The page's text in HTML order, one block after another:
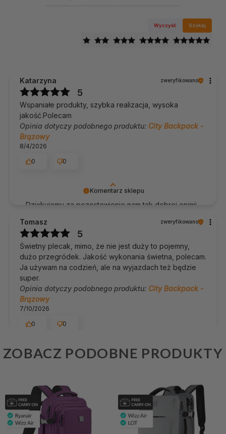
Wyczyść Szukaj
Komentarz sklepu
Dziękujemy za pozostawienie nam tak dobrej opinii
dziękujemy raz jeszcze i mamy nadzieję - do
szybkiego zobaczenia! Pozdrawiamy, Team James
Hawk
Katarzyna zweryfikowano
5
Wspaniałe produkty, szybka realizacja, wysoka
jakość.Polecam
Opinia dotyczy podobnego produktu: City Backpack -
Brązowy
8/4/2026
0
0
Komentarz sklepu
Team James Hawk
Tomasz zweryfikowano
5
Świetny plecak, mimo, że nie jest duży to pojemny,
dużo przegródek. Jakość wykonania świetna, polecam.
Ja używam na codzień, ale na wyjazdach też będzie
super.
Opinia dotyczy podobnego produktu: City Backpack -
Brązowy
7/10/2026
0
0
Agnieszka zweryfikowano
5
Niezwykle funkcjonalny i elegencki plecak
6/16/2026
ZOBACZ PODOBNE PRODUKTY